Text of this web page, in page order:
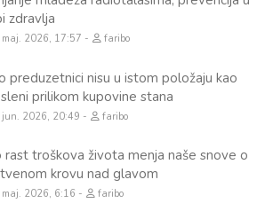
zdravlja
maj. 2026, 17:57 faribo
preduzetnici nisu u istom položaju kao
prilikom kupovine stana
jun. 2026, 20:49 faribo
rast troškova života menja naše snove o
krovu nad glavom
maj. 2026, 6:16 faribo